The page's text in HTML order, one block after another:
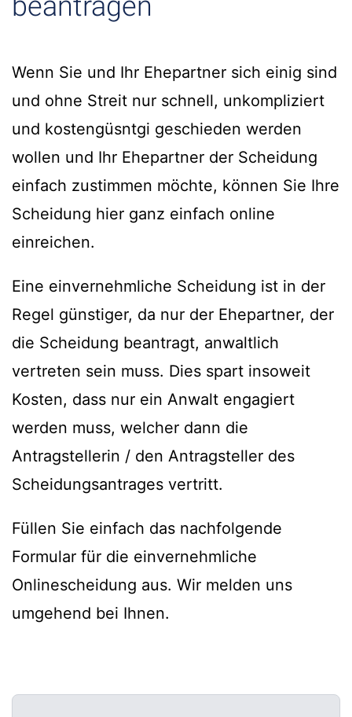
Wenn Sie und Ihr Ehepartner sich einig sind
und ohne Streit nur schnell, unkompliziert
und kostengüsntgi geschieden werden
wollen und Ihr Ehepartner der Scheidung
einfach zustimmen möchte, können Sie Ihre
Scheidung hier ganz einfach online
einreichen.
Eine einvernehmliche Scheidung ist in der
Regel günstiger, da nur der Ehepartner, der
die Scheidung beantragt, anwaltlich
vertreten sein muss. Dies spart insoweit
Kosten, dass nur ein Anwalt engagiert
werden muss, welcher dann die
Antragstellerin / den Antragsteller des
Scheidungsantrages vertritt.
Füllen Sie einfach das nachfolgende
Formular für die einvernehmliche
Onlinescheidung aus. Wir melden uns
umgehend bei Ihnen.